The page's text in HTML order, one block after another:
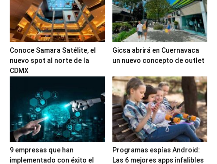
Conoce Samara Satélite, el
nuevo spot al norte de la
CDMX
Gicsa abrirá en Cuernavaca
un nuevo concepto de outlet
9 empresas que han
implementado con éxito el
Programas espías Android:
Las 6 mejores apps infalibles